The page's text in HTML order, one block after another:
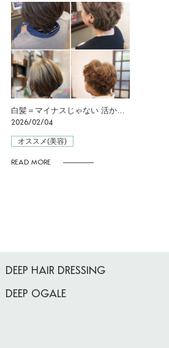
白髪＝マイナスじゃない 活かすという選択
2026/02/04
オススメ(美容)
READ MORE
DEEP HAIR DRESSING
DEEP OGALE